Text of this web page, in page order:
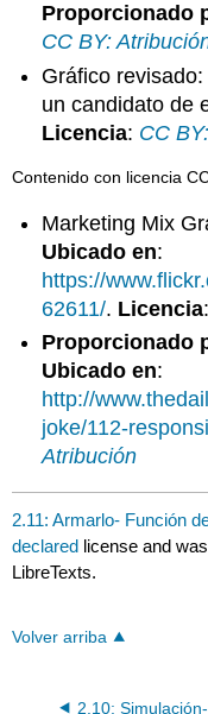
Proporcionado
CC BY:
Gráfico
un candidato de
Licencia: CC
Contenido con licencia
Marketing Mix
Ubicado en:
https://
62611/. Licencia:
Proporcionado
Ubicado en:
http://
joke/112-
Atribución
2.11: Armarlo- Función
declared license and
LibreTexts.
Volver arriba